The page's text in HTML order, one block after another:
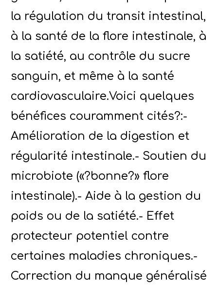
la régulation du transit intestinal,
à la santé de la flore intestinale, à
la satiété, au contrôle du sucre
sanguin, et même à la santé
cardiovasculaire.Voici quelques
bénéfices couramment cités?:-
Amélioration de la digestion et
régularité intestinale.- Soutien du
microbiote («?bonne?» flore
intestinale).- Aide à la gestion du
poids ou de la satiété.- Effet
protecteur potentiel contre
certaines maladies chroniques.-
Correction du manque généralisé